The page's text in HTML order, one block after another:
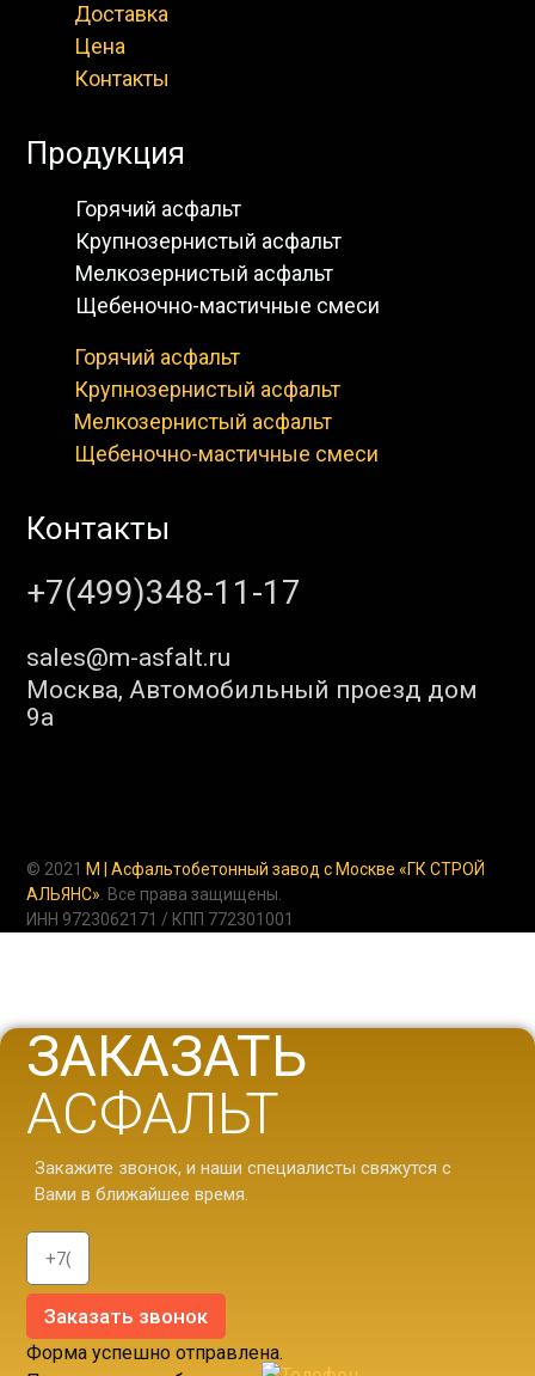
Доставка
Цена
Контакты
Продукция
Горячий асфальт
Крупнозернистый асфальт
Мелкозернистый асфальт
Щебеночно-мастичные смеси
Горячий асфальт
Крупнозернистый асфальт
Мелкозернистый асфальт
Щебеночно-мастичные смеси
Контакты
+7(499)348-11-17
sales@m-asfalt.ru
Москва, Автомобильный проезд дом
9а
© 2021 M | Асфальтобетонный завод с Москве «ГК СТРОЙ
АЛЬЯНС» . Все права защищены.
ИНН 9723062171 / КПП 772301001
ЗАКАЗАТЬ
АСФАЛЬТ
Закажите звонок, и наши специалисты свяжутся с
Вами в ближайшее время.
Заказать звонок
Форма успешно отправлена.